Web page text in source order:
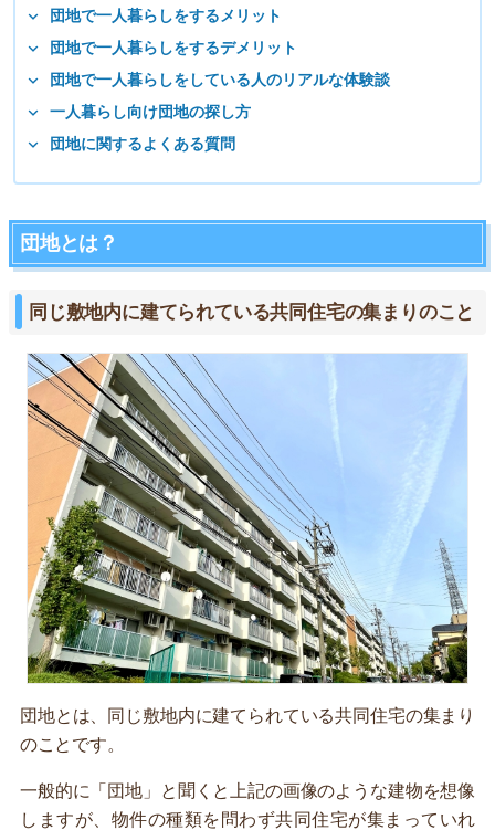
団地で一人暮らしをするメリット
団地で一人暮らしをするデメリット
団地で一人暮らしをしている人のリアルな体験談
一人暮らし向け団地の探し方
団地に関するよくある質問
団地とは？
同じ敷地内に建てられている共同住宅の集まりのこと
団地とは、同じ敷地内に建てられている共同住宅の集まり
のことです。
一般的に「団地」と聞くと上記の画像のような建物を想像
しますが、物件の種類を問わず共同住宅が集まっていれ